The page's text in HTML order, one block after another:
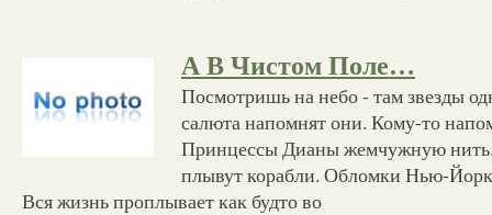
А В Чистом Поле…
Посмотришь на небо - там звезды
салюта напомнят они. Кому-то
Принцессы Дианы жемчужную
плывут корабли. Обломки Нью-
Вся жизнь проплывает как будто во